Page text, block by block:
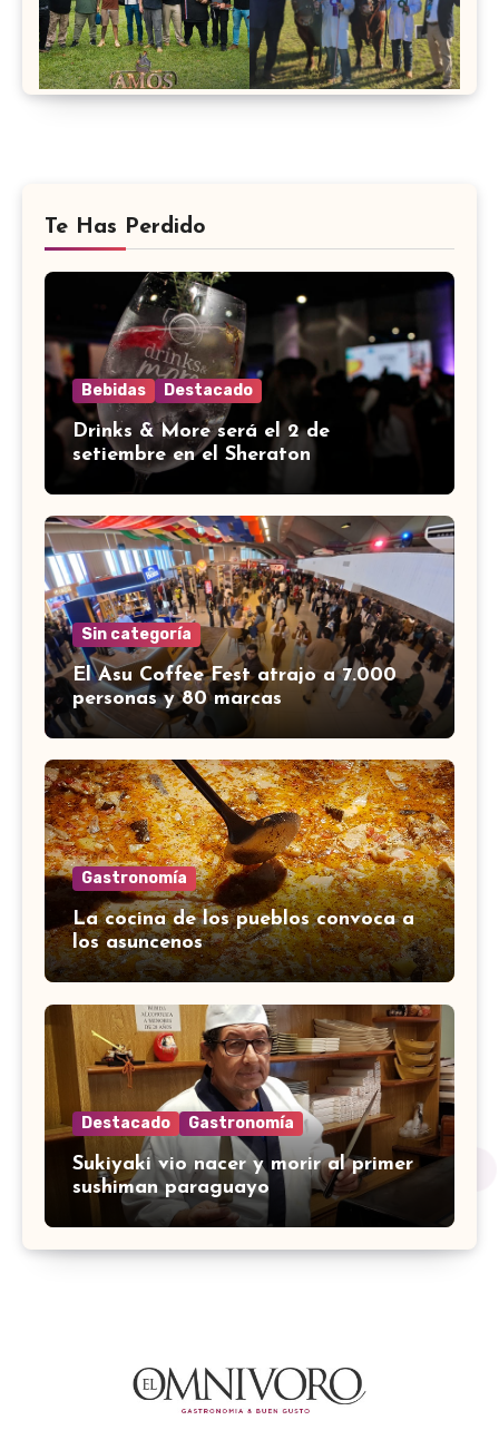
Te Has Perdido
Bebidas Destacado
Drinks & More será el 2 de
setiembre en el Sheraton
Sin categoría
El Asu Coffee Fest atrajo a 7.000
personas y 80 marcas
Gastronomía
La cocina de los pueblos convoca a
los asuncenos
Destacado Gastronomía
Sukiyaki vio nacer y morir al primer
sushiman paraguayo